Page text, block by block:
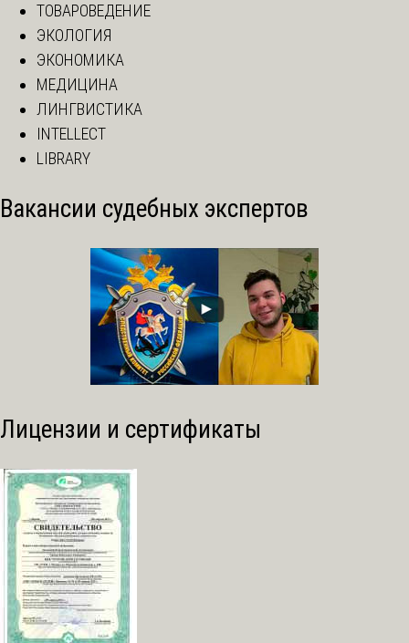
ТОВАРОВЕДЕНИЕ
ЭКОЛОГИЯ
ЭКОНОМИКА
МЕДИЦИНА
ЛИНГВИСТИКА
INTELLECT
LIBRARY
Вакансии судебных экспертов
Лицензии и сертификаты